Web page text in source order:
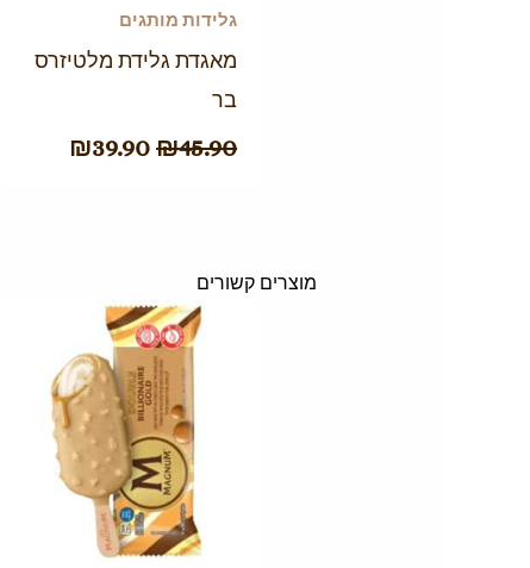
גלידות מותגים
מאגדת גלידת מלטיזרס
בר
₪45.90
₪39.90
מוצרים קשורים